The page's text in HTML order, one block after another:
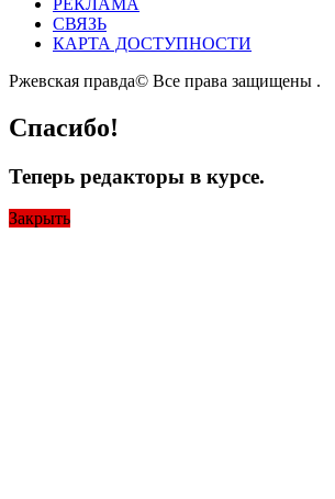
СВЯЗЬ
КАРТА ДОСТУПНОСТИ
Ржевская правда© Все права защищены .
Спасибо!
Теперь редакторы в курсе.
Закрыть